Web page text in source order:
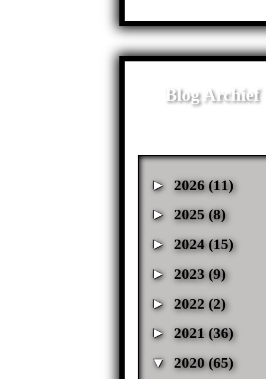
Blog Archief
► 2026(11)
► 2025(8)
► 2024(15)
► 2023(9)
► 2022(2)
► 2021(36)
▼ 2020(65)